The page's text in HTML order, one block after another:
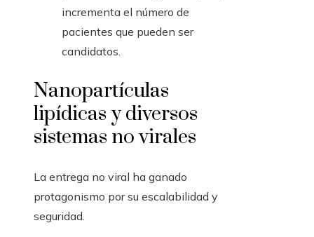
incrementa el número de
pacientes que pueden ser
candidatos.
Nanopartículas
lipídicas y diversos
sistemas no virales
La entrega no viral ha ganado
protagonismo por su escalabilidad y
seguridad.